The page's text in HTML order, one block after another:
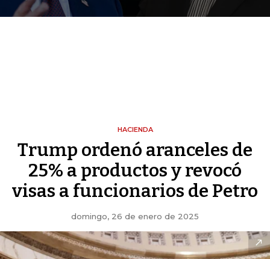
HACIENDA
Trump ordenó aranceles de
25% a productos y revocó
visas a funcionarios de Petro
domingo, 26 de enero de 2025